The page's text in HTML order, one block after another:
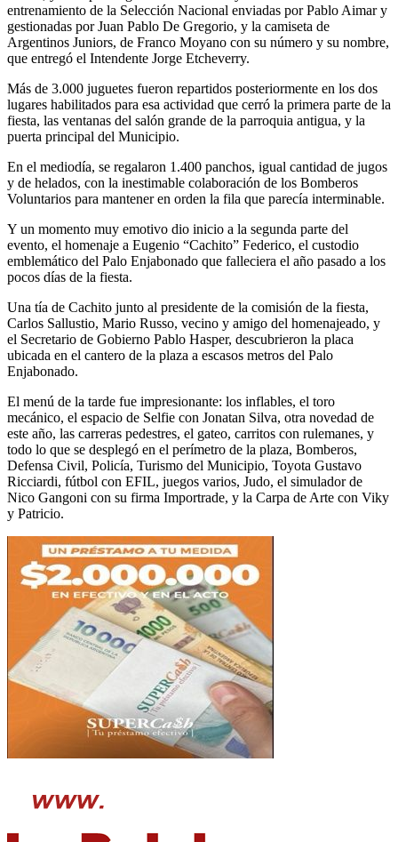
entrenamiento de la Selección Nacional enviadas por Pablo Aimar y
gestionadas por Juan Pablo De Gregorio, y la camiseta de
Argentinos Juniors, de Franco Moyano con su número y su nombre,
que entregó el Intendente Jorge Etcheverry.
Más de 3.000 juguetes fueron repartidos posteriormente en los dos
lugares habilitados para esa actividad que cerró la primera parte de la
fiesta, las ventanas del salón grande de la parroquia antigua, y la
puerta principal del Municipio.
En el mediodía, se regalaron 1.400 panchos, igual cantidad de jugos
y de helados, con la inestimable colaboración de los Bomberos
Voluntarios para mantener en orden la fila que parecía interminable.
Y un momento muy emotivo dio inicio a la segunda parte del
evento, el homenaje a Eugenio “Cachito” Federico, el custodio
emblemático del Palo Enjabonado que falleciera el año pasado a los
pocos días de la fiesta.
Una tía de Cachito junto al presidente de la comisión de la fiesta,
Carlos Sallustio, Mario Russo, vecino y amigo del homenajeado, y
el Secretario de Gobierno Pablo Hasper, descubrieron la placa
ubicada en el cantero de la plaza a escasos metros del Palo
Enjabonado.
El menú de la tarde fue impresionante: los inflables, el toro
mecánico, el espacio de Selfie con Jonatan Silva, otra novedad de
este año, las carreras pedestres, el gateo, carritos con rulemanes, y
todo lo que se desplegó en el perímetro de la plaza, Bomberos,
Defensa Civil, Policía, Turismo del Municipio, Toyota Gustavo
Ricciardi, fútbol con EFIL, juegos varios, Judo, el simulador de
Nico Gangoni con su firma Importrade, y la Carpa de Arte con Viky
y Patricio.